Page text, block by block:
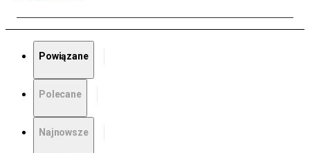
Powiązane
Polecane
Najnowsze